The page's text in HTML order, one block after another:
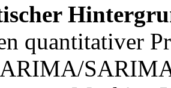
quantitativer